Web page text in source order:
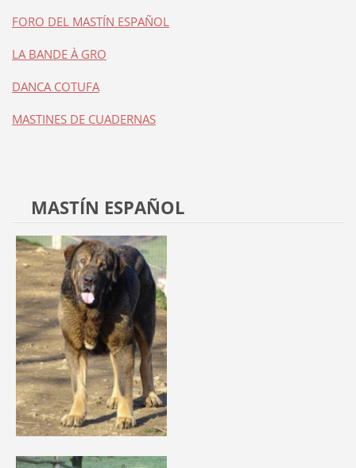
FORO DEL MASTÍN ESPAÑOL
LA BANDE À GRO
DANCA COTUFA
MASTINES DE CUADERNAS
MASTÍN ESPAÑOL